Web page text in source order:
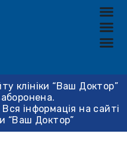
клініки “Ваш Доктор”
інформація на сайті
“Ваш Доктор”